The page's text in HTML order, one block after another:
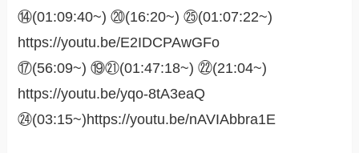
⑭(01:09:40~) ⑳(16:20~) ㉕(01:07:22~)
https://youtu.be/E2IDCPAwGFo
⑰(56:09~) ⑲㉑(01:47:18~) ㉒(21:04~)
https://youtu.be/yqo-8tA3eaQ
㉔(03:15~)https://youtu.be/nAVIAbbra1E